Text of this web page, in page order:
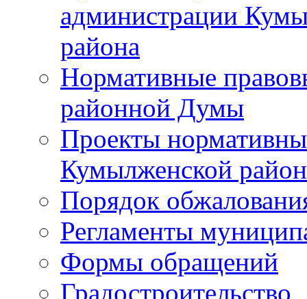
администрации
района
Нормативные
районной Думы
Проекты
Кумылженской
Порядок
Регламенты
Формы обращений
Градостроительство